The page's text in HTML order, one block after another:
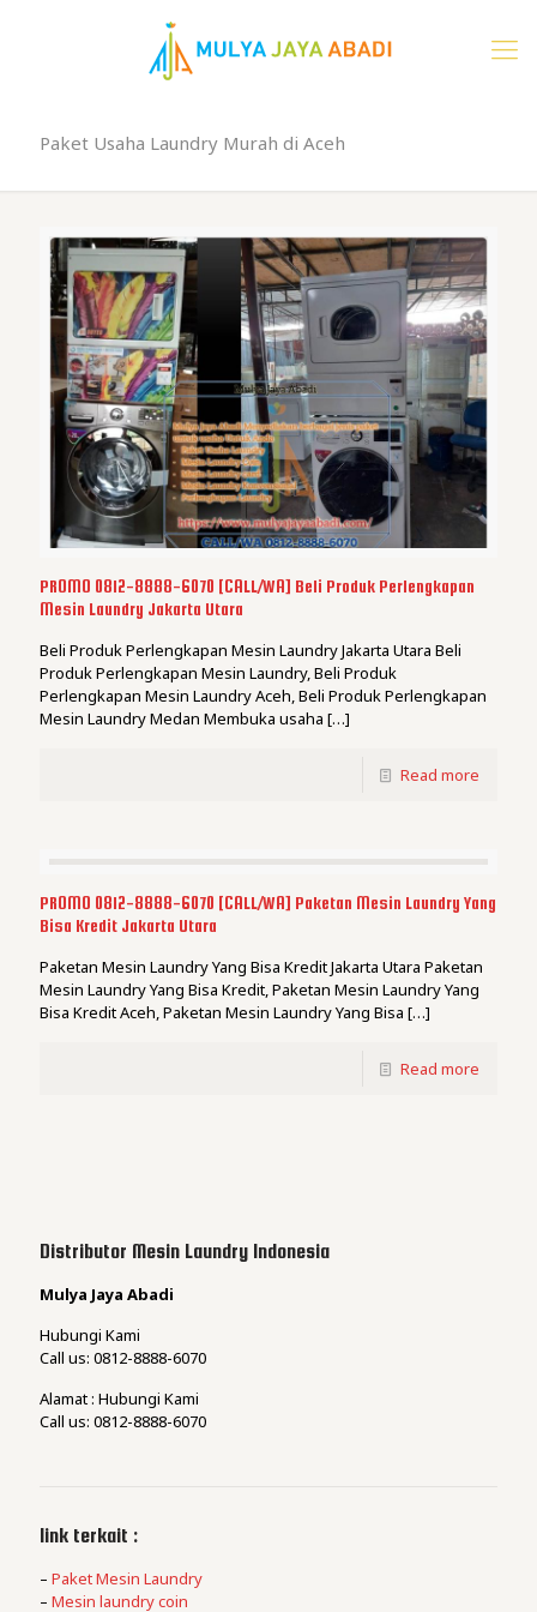
Paket Usaha Laundry Murah di Aceh
PROMO 0812-8888-6070 [CALL/WA] Beli Produk Perlengkapan
Mesin Laundry Jakarta Utara
Beli Produk Perlengkapan Mesin Laundry Jakarta Utara Beli
Produk Perlengkapan Mesin Laundry, Beli Produk
Perlengkapan Mesin Laundry Aceh, Beli Produk Perlengkapan
Mesin Laundry Medan Membuka usaha […]
Read more
PROMO 0812-8888-6070 [CALL/WA] Paketan Mesin Laundry Yang
Bisa Kredit Jakarta Utara
Paketan Mesin Laundry Yang Bisa Kredit Jakarta Utara Paketan
Mesin Laundry Yang Bisa Kredit, Paketan Mesin Laundry Yang
Bisa Kredit Aceh, Paketan Mesin Laundry Yang Bisa […]
Read more
Distributor Mesin Laundry Indonesia
Mulya Jaya Abadi
Hubungi Kami
Call us: 0812-8888-6070
Alamat : Hubungi Kami
Call us: 0812-8888-6070
link terkait :
– Paket Mesin Laundry
– Mesin laundry coin